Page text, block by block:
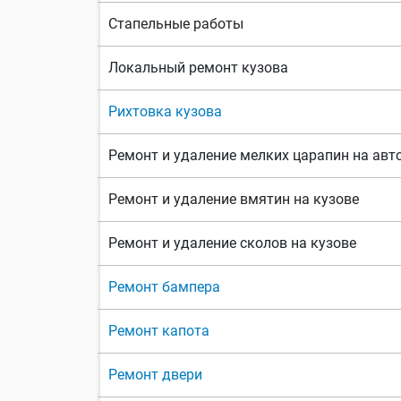
Стапельные работы
Локальный ремонт кузова
Рихтовка кузова
Ремонт и удаление мелких царапин на
Ремонт и удаление вмятин на кузове
Ремонт и удаление сколов на кузове
Ремонт бампера
Ремонт капота
Ремонт двери